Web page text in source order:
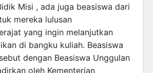
Misi , ada juga beasiswa dari
mereka lulusan
yang ingin melanjutkan
di bangku kuliah. Beasiswa
dengan Beasiswa Unggulan
oleh Kementerian